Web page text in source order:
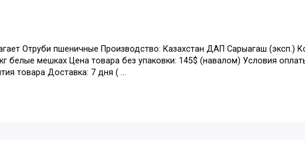
Отруби пшеничные Производство: Казахстан ДАП Сарыагаш (эксп.)
белые мешках Цена товара без упаковки: 145$ (навалом) Условия
товара Доставка: 7 дня ( ...